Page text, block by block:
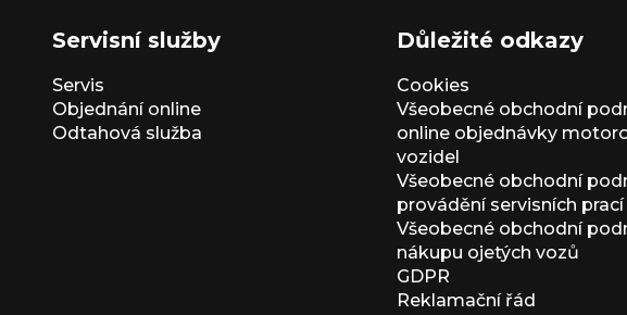
Servisní služby
Servis
Objednání online
Odtahová služba
Důležité odkazy
Cookies
Všeobecné obchodní
online objednávky
vozidel
Všeobecné obchodní
provádění servisních prací
Všeobecné obchodní
nákupu ojetých vozů
GDPR
Reklamační řád